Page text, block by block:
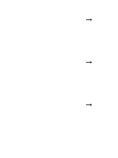
→
→
→